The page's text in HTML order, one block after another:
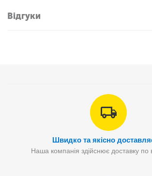
Відгуки
Швидко та якісно
Наша компанія здійснює доставку по